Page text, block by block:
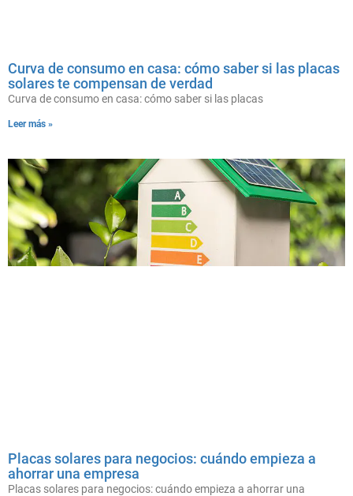
Curva de consumo en casa: cómo saber si las placas
solares te compensan de verdad
Curva de consumo en casa: cómo saber si las placas
Leer más »
Placas solares para negocios: cuándo empieza a
ahorrar una empresa
Placas solares para negocios: cuándo empieza a ahorrar una